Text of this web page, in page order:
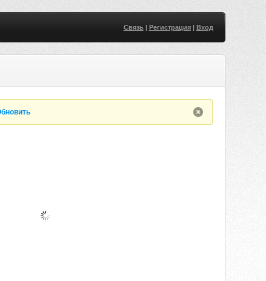
Связь| Регистрация| Вход